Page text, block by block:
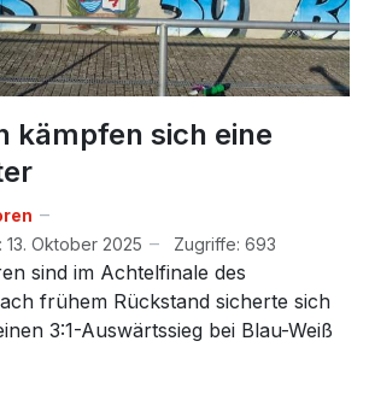
kämpfen sich eine
13. Oktober 2025
Zugriffe: 693
sind im Achtelfinale des
frühem Rückstand sicherte sich
3:1-Auswärtssieg bei Blau-Weiß